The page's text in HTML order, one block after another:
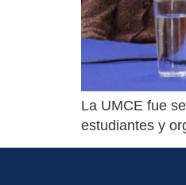
La UMCE fue
estudiantes y